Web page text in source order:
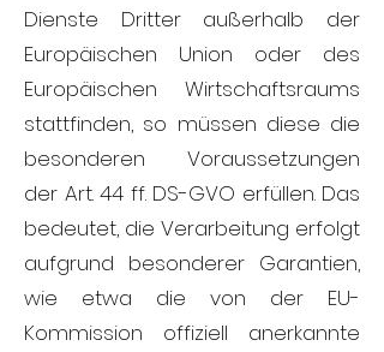
Dienste Dritter außerhalb der
Europäischen Union oder des
Europäischen Wirtschaftsraums
stattfinden, so müssen diese die
besonderen Voraussetzungen
der Art. 44 ff. DS-GVO erfüllen. Das
bedeutet, die Verarbeitung erfolgt
aufgrund besonderer Garantien,
wie etwa die von der EU-
Kommission offiziell anerkannte